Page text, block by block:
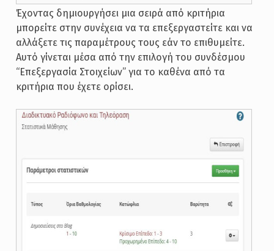
Έχοντας δημιουργήσει μια σειρά από κριτήρια
μπορείτε στην συνέχεια να τα επεξεργαστείτε και να
αλλάξετε τις παραμέτρους τους εάν το επιθυμείτε.
Αυτό γίνεται μέσα από την επιλογή του συνδέσμου
“Επεξεργασία Στοιχείων” για το καθένα από τα
κριτήρια που έχετε ορίσει.